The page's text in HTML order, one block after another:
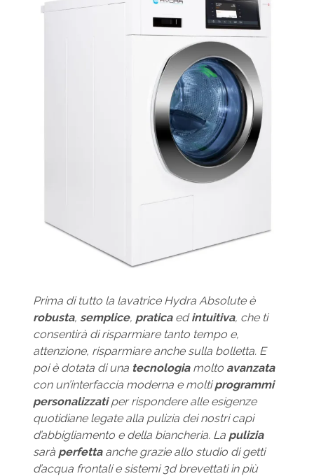
Prima di tutto la lavatrice Hydra Absolute è
robusta, semplice, praticaedintuitiva, che ti
consentirà di risparmiare tanto tempo e,
attenzione, risparmiare anche sulla bolletta. E
poi è dotata di una tecnologiamolto avanzata
con un’interfaccia moderna e moltiprogrammi
personalizzatiper rispondere alle esigenze
quotidiane legate alla pulizia dei nostri capi
d’abbigliamento e della biancheria. La pulizia
sarà perfettaanche grazie allo studio di getti
d’acqua frontali e sistemi 3d brevettati in più